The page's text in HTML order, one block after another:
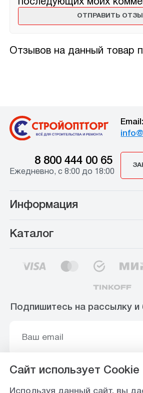
Отзывов на данный товар
последующих моих
Email:
8 800 444 00 65
Ежедневно, с 8:00 до 18:00
Информация
Каталог
Подпишитесь на рассылку и
Сайт использует Cookie
Используя данный сайт, вы